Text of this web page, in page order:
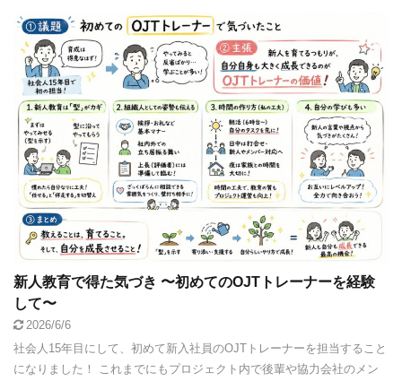
新人教育で得た気づき 〜初めてのOJTトレーナーを経験
して〜
2026/6/6
社会人15年目にして、初めて新入社員のOJTトレーナーを担当すること
になりました！ これまでにもプロジェクト内で後輩や協力会社のメン